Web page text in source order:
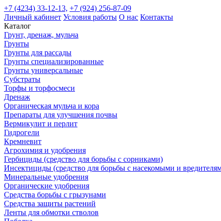
+7 (4234) 33-12-13, +7 (924) 256-87-09
Личный кабинет Условия работы О нас Контакты
Каталог
Грунт, дренаж, мульча
Грунты
Грунты для рассады
Грунты специализированные
Грунты универсальные
Субстраты
Торфы и торфосмеси
Дренаж
Органическая мульча и кора
Препараты для улучшения почвы
Вермикулит и перлит
Гидрогели
Кремневит
Агрохимия и удобрения
Гербициды (средство для борьбы с сорниками)
Инсектициды (средство для борьбы с насекомыми и
Минеральные удобрения
Органические удобрения
Средства борьбы с грызунами
Средства защиты растений
Ленты для обмотки стволов